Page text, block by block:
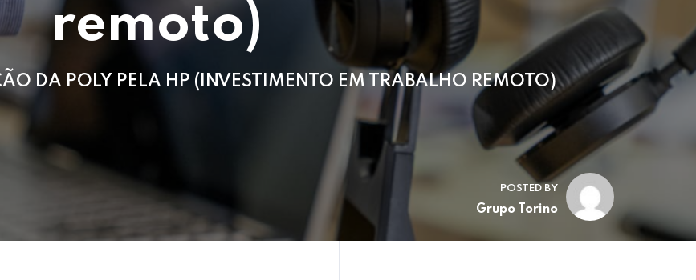
remoto)
DA POLY PELA HP (INVESTIMENTO EM TRABALHO REMOTO)
POSTED BY
Grupo Torino